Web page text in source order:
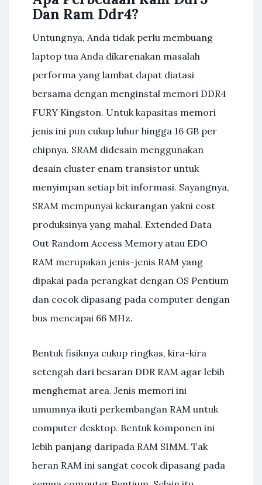
Dan Ram Ddr4?
Untungnya, Anda tidak perlu membuang
laptop tua Anda dikarenakan masalah
performa yang lambat dapat diatasi
bersama dengan menginstal memori DDR4
FURY Kingston. Untuk kapasitas memori
jenis ini pun cukup luhur hingga 16 GB per
chipnya. SRAM didesain menggunakan
desain cluster enam transistor untuk
menyimpan setiap bit informasi. Sayangnya,
SRAM mempunyai kekurangan yakni cost
produksinya yang mahal. Extended Data
Out Random Access Memory atau EDO
RAM merupakan jenis-jenis RAM yang
dipakai pada perangkat dengan OS Pentium
dan cocok dipasang pada computer dengan
bus mencapai 66 MHz.
Bentuk fisiknya cukup ringkas, kira-kira
setengah dari besaran DDR RAM agar lebih
menghemat area. Jenis memori ini
umumnya ikuti perkembangan RAM untuk
computer desktop. Bentuk komponen ini
lebih panjang daripada RAM SIMM. Tak
heran RAM ini sangat cocok dipasang pada